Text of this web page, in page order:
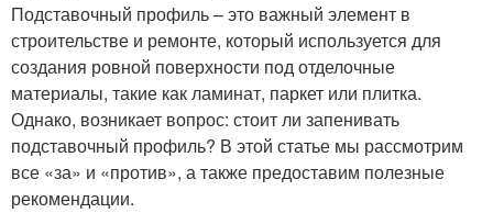
Подставочный профиль – это важный элемент в
строительстве и ремонте, который используется для
создания ровной поверхности под отделочные
материалы, такие как ламинат, паркет или плитка.
Однако, возникает вопрос: стоит ли запенивать
подставочный профиль? В этой статье мы рассмотрим
все «за» и «против», а также предоставим полезные
рекомендации.